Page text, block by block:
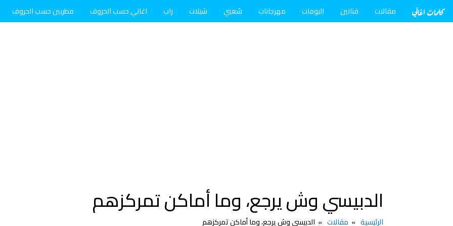
كلمات اغاني مقالات فنانين البومات مهرجانات شعبي شيلات راب اغاني حسب الحروف مطربين حسب الحروف
الدبيسي وش يرجع، وما أماكن تمركزهم
الرئيسية مقالات الدبيسي وش يرجع، وما أماكن تمركزهم